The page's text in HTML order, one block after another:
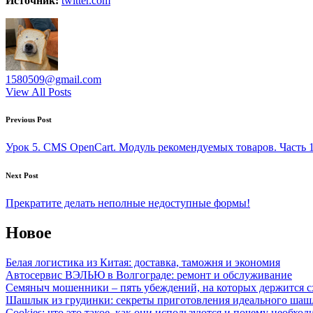
1580509@gmail.com
View All Posts
Post
navigation
Previous Post
Урок 5. CMS OpenCart. Модуль рекомендуемых товаров. Часть 1
Next Post
Прекратите делать неполные недоступные формы!
Новое
Белая логистика из Китая: доставка, таможня и экономия
Автосервис ВЭЛЬЮ в Волгограде: ремонт и обслуживание
Семяныч мошенники – пять убеждений, на которых держится
Шашлык из грудинки: секреты приготовления идеального